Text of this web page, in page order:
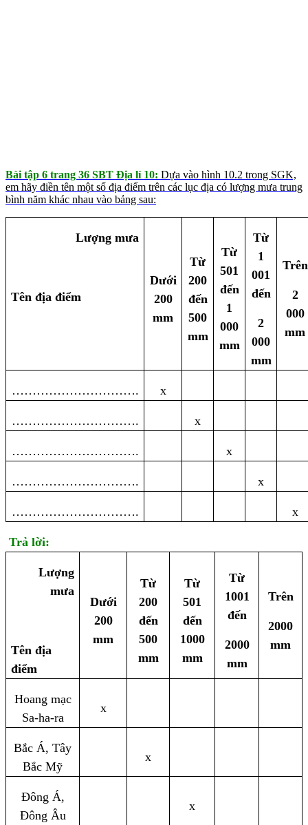
Bài tập 6 trang 36 SBT Địa lí 10: Dựa vào hình 10.2 trong SGK,
em hãy điền tên một số địa điểm trên các lục địa có lượng mưa trung
bình năm khác nhau vào bảng sau:
Lượng mưa
Tên địa điểm
Dưới
200
mm
Từ
200
đến
500
mm
Từ
501
đến
1
000
mm
Từ
1
001
đến
2
000
mm
Trên
2
000
mm
…………………………. x
…………………………. x
…………………………. x
…………………………. x
…………………………. x
Trả lời:
Lượng
mưa
Tên địa
điểm
Dưới
200
mm
Từ
200
đến
500
mm
Từ
501
đến
1000
mm
Từ
1001
đến
2000
mm
Trên
2000
mm
Hoang mạc
Sa-ha-ra
x
Bắc Á, Tây
Bắc Mỹ
x
Đông Á,
Đông Âu
x